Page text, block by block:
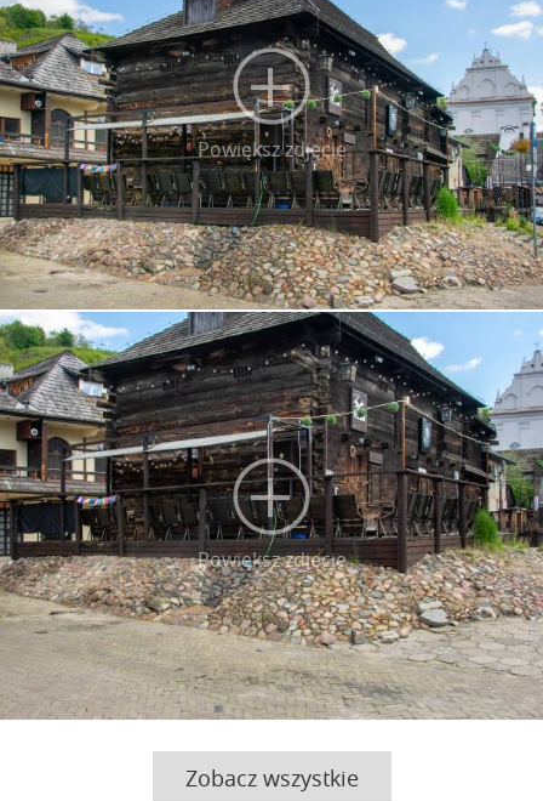
Powiększ zdjęcie
Powiększ zdjęcie
Zobacz wszystkie